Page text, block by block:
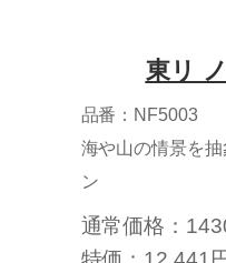
東リ
品番：NF5003
海や山の情景を
ン
通常価格：